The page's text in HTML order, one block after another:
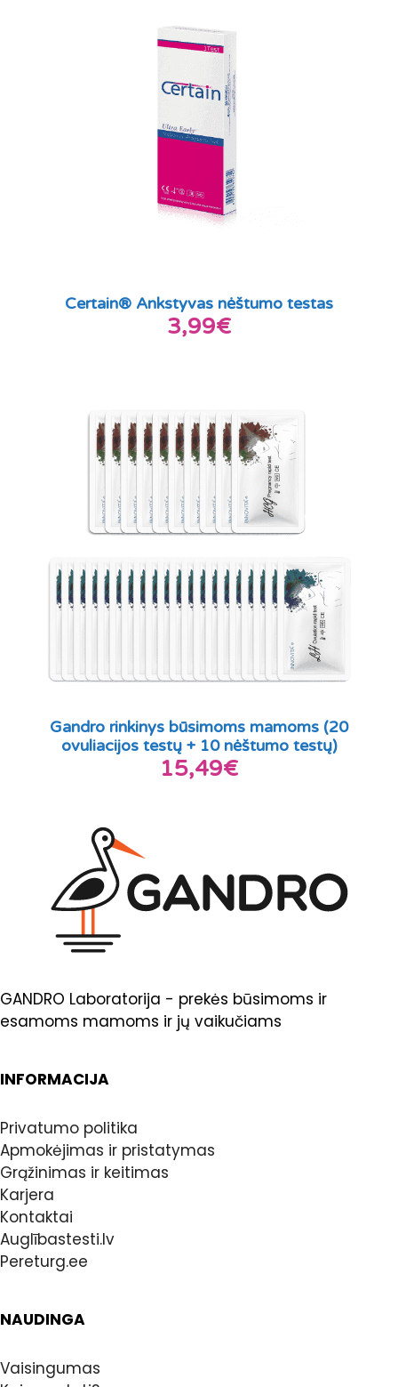
Certain® Ankstyvas nėštumo testas
3,99€
Gandro rinkinys būsimoms mamoms (20
ovuliacijos testų + 10 nėštumo testų)
15,49€
GANDRO Laboratorija - prekės būsimoms ir
esamoms mamoms ir jų vaikučiams
INFORMACIJA
Privatumo politika
Apmokėjimas ir pristatymas
Grąžinimas ir keitimas
Karjera
Kontaktai
Auglībastesti.lv
Pereturg.ee
NAUDINGA
Vaisingumas